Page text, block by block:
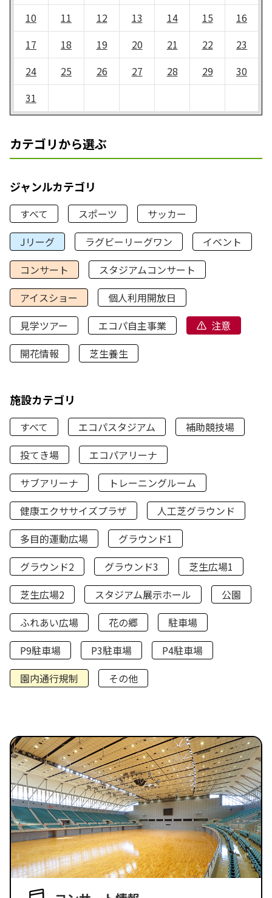
10
11 12 13 14 15
16
17
18 19 20 21 22
23
24
25 26 27 28 29
30
31
カテゴリから選ぶ
ジャンルカテゴリ
すべて スポーツ
サッカー
Jリーグ
ラグビーリーグワン
イベント
コンサート
スタジアムコンサート
アイスショー
個人利用開放日
見学ツアー
エコパ自主事業
注意
開花情報
芝生養生
施設カテゴリ
すべて エコパスタジアム
補助競技場
投てき場
エコパアリーナ
サブアリーナ
トレーニングルーム
健康エクササイズプラザ
人工芝グラウンド
多目的運動広場
グラウンド1
グラウンド2
グラウンド3
芝生広場1
芝生広場2
スタジアム展示ホール
公園
ふれあい広場
花の郷
駐車場
P9駐車場
P3駐車場
P4駐車場
園内通行規制
その他